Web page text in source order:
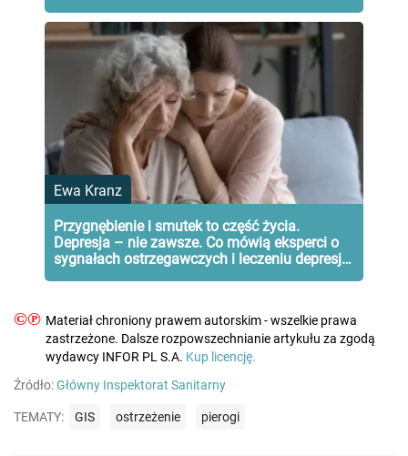
Ewa Kranz
Przygnębienie i smutek to część życia.
Depresja – nie zawsze. Co mówią eksperci o
sygnałach ostrzegawczych i leczeniu depresji
©℗ Materiał chroniony prawem autorskim - wszelkie prawa
zastrzeżone. Dalsze rozpowszechnianie artykułu za zgodą
wydawcy INFOR PL S.A. Kup licencję.
Źródło:Główny Inspektorat Sanitarny
TEMATY: GIS ostrzeżenie pierogi